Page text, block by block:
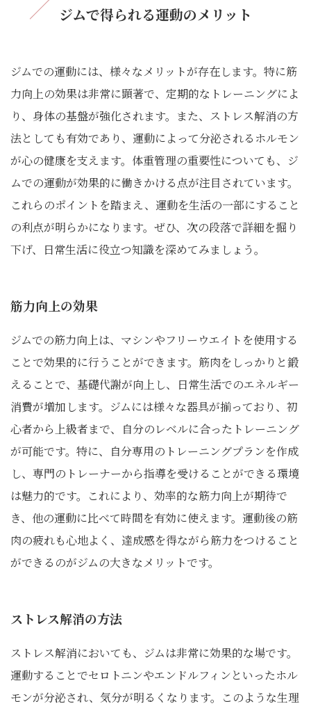
ジムで得られる運動のメリット
ジムでの運動には、様々なメリットが存在します。特に筋
力向上の効果は非常に顕著で、定期的なトレーニングによ
り、身体の基盤が強化されます。また、ストレス解消の方
法としても有効であり、運動によって分泌されるホルモン
が心の健康を支えます。体重管理の重要性についても、ジ
ムでの運動が効果的に働きかける点が注目されています。
これらのポイントを踏まえ、運動を生活の一部にすること
の利点が明らかになります。ぜひ、次の段落で詳細を掘り
下げ、日常生活に役立つ知識を深めてみましょう。
筋力向上の効果
ジムでの筋力向上は、マシンやフリーウエイトを使用する
ことで効果的に行うことができます。筋肉をしっかりと鍛
えることで、基礎代謝が向上し、日常生活でのエネルギー
消費が増加します。ジムには様々な器具が揃っており、初
心者から上級者まで、自分のレベルに合ったトレーニング
が可能です。特に、自分専用のトレーニングプランを作成
し、専門のトレーナーから指導を受けることができる環境
は魅力的です。これにより、効率的な筋力向上が期待で
き、他の運動に比べて時間を有効に使えます。運動後の筋
肉の疲れも心地よく、達成感を得ながら筋力をつけること
ができるのがジムの大きなメリットです。
ストレス解消の方法
ストレス解消においても、ジムは非常に効果的な場です。
運動することでセロトニンやエンドルフィンといったホル
モンが分泌され、気分が明るくなります。このような生理